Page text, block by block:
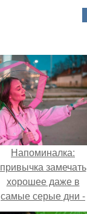
Напоминалка:
привычка замечать
хорошее даже в
самые серые дни -
это не очередная